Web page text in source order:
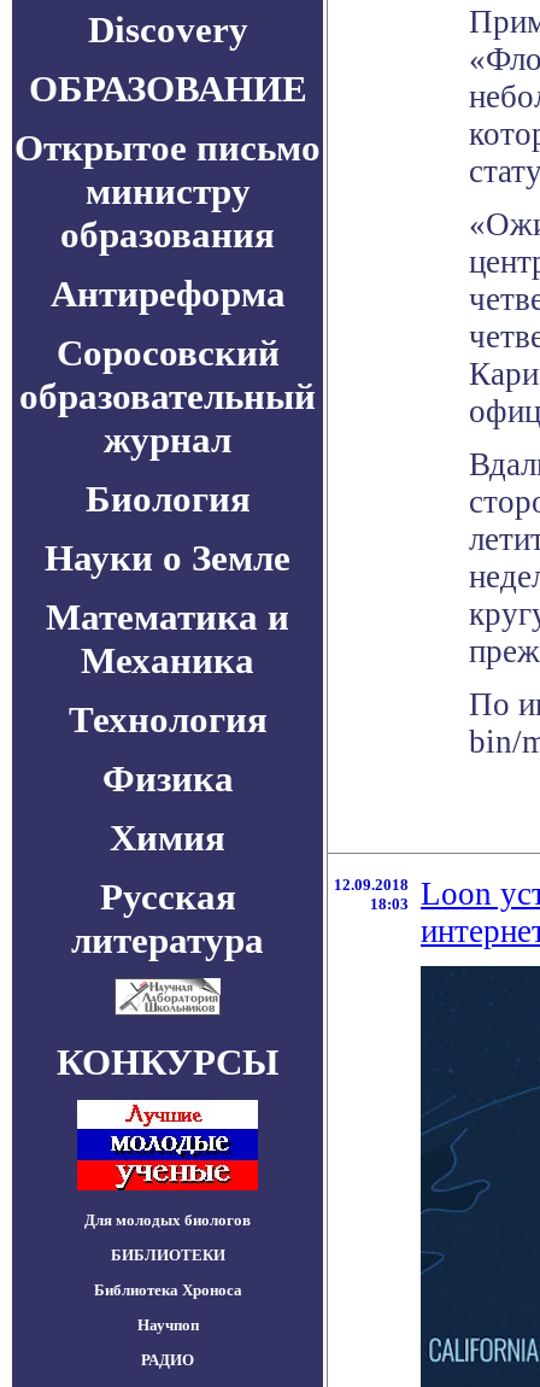
Discovery
ОБРАЗОВАНИЕ
Открытое письмо
министру
образования
Антиреформа
Соросовский
образовательный
журнал
Биология
Науки о Земле
Математика и
Механика
Технология
Физика
Химия
Русская
литература
КОНКУРСЫ
Для молодых биологов
БИБЛИОТЕКИ
Библиотека Хроноса
Научпоп
РАДИО
По
bin/
12.09.2018
18:03
Loon